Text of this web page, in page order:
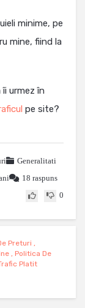
minime, pe
mine, fiind la
urmez în
pe site?
Generalitati
18 raspuns
0
Preturi ,
, Politica De
Platit